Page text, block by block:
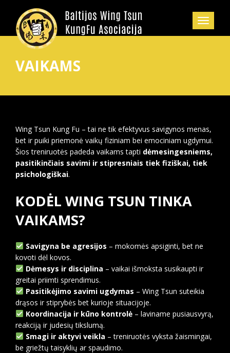
VAIKAMS
Wing Tsun Kung Fu – tai ne tik efektyvus savigynos menas,
bet ir puiki priemonė vaikų fiziniam bei emociniam ugdymui.
Šios treniruotės padeda vaikams tapti dėmesingesniems,
pasitikinčiais savimi ir stipresniais tiek fiziškai, tiek
psichologiškai.
KODĖL WING TSUN TINKA
VAIKAMS?
Savigyna be agresijos – mokomės apsiginti, bet ne
kovoti dėl kovos.
Dėmesys ir disciplina – vaikai išmoksta susikaupti ir
greitai priimti sprendimus.
Pasitikėjimo savimi ugdymas – Wing Tsun suteikia
drąsos ir stiprybės bet kurioje situacijoje.
Koordinacija ir kūno kontrolė– laviname pusiausvyrą,
reakciją ir judesių tikslumą.
Smagi ir aktyvi veikla – treniruotės vyksta žaismingai,
be griežtų taisyklių ar spaudimo.